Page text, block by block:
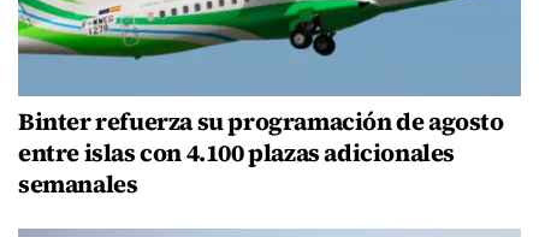
Binter refuerza su programación de agosto
entre islas con 4.100 plazas adicionales
semanales